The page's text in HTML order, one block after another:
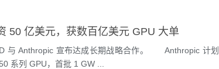
50 亿美元，获数百亿美元 GPU 大单
Anthropic 宣布达成长期战略合作。 Anthropic 计划
系列 GPU，首批 1 GW ...